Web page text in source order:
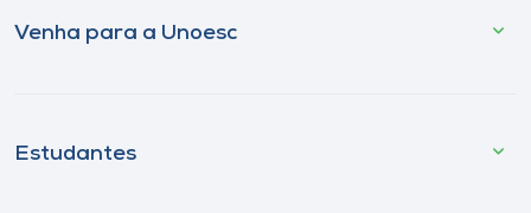
Venha para a Unoesc
Estudantes